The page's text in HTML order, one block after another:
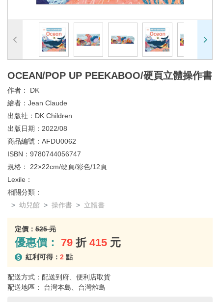
OCEAN/POP UP PEEKABOO/硬頁立體操作書
作者： DK
繪者： Jean Claude
出版社： DK Children
出版日期： 2022/08
商品編號： AFDU0062
ISBN： 9780744056747
規格： 22×22cm/硬頁/彩色/12頁
Lexile：
相關分類：
幼兒館
操作書 立體書
定價： 525 元
優惠價： 79 折 415 元
紅利可得： 2 點
配送方式：配送到府、便利店取貨
配送地區： 台灣本島、台灣離島